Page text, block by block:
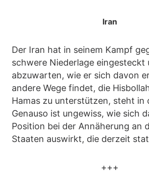
Iran
Der Iran hat in seinem Kampf
schwere Niederlage eingesteckt
abzuwarten, wie er sich davon
andere Wege findet, die
Hamas zu unterstützen, steht in
Genauso ist ungewiss, wie sich
Position bei der Annäherung an
Staaten auswirkt, die derzeit
+++